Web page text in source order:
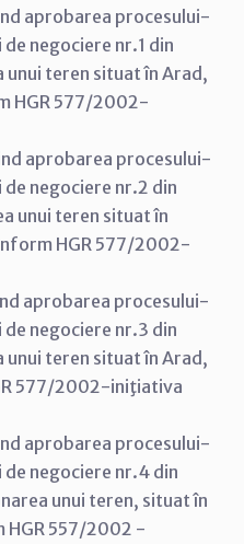
aprobarea procesului-
negociere nr.1 din
teren situat în Arad,
HGR 577/2002-
aprobarea procesului-
negociere nr.2 din
unui teren situat în
HGR 577/2002-
aprobarea procesului-
negociere nr.3 din
teren situat în Arad,
577/2002-iniţiativa
aprobarea procesului-
negociere nr.4 din
unui teren, situat în
HGR 557/2002 -